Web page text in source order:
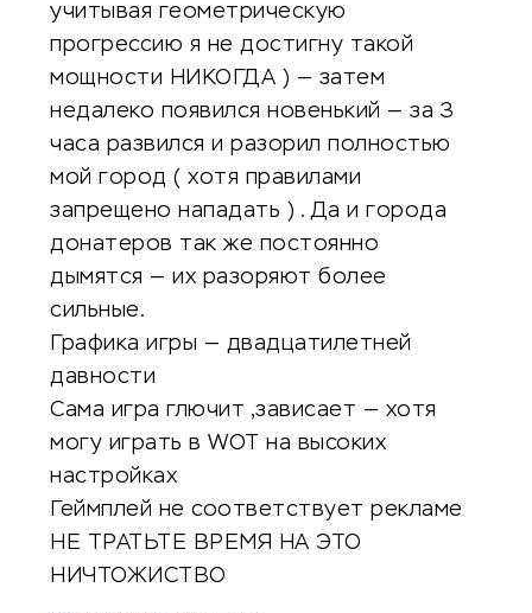
учитывая геометрическую
прогрессию я не достигну такой
мощности НИКОГДА ) — затем
недалеко появился новенький — за 3
часа развился и разорил полностью
мой город ( хотя правилами
запрещено нападать ) . Да и города
донатеров так же постоянно
дымятся — их разоряют более
сильные.
Графика игры — двадцатилетней
давности
Сама игра глючит ,зависает — хотя
могу играть в WOT на высоких
настройках
Геймплей не соответствует рекламе
НЕ ТРАТЬТЕ ВРЕМЯ НА ЭТО
НИЧТОЖИСТВО